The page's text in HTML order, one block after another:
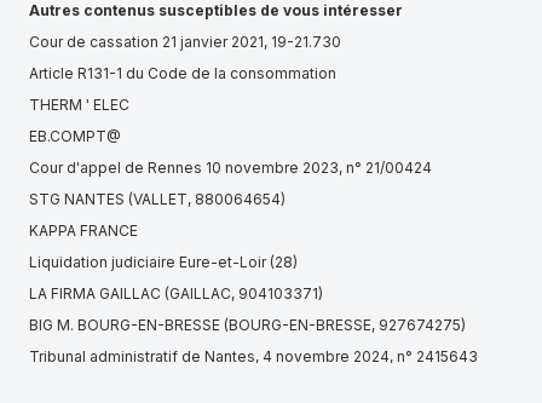
Autres contenus susceptibles de vous intéresser
Cour de cassation 21 janvier 2021, 19-21.730
Article R131-1 du Code de la consommation
THERM ' ELEC
EB.COMPT@
Cour d'appel de Rennes 10 novembre 2023, n° 21/00424
STG NANTES (VALLET, 880064654)
KAPPA FRANCE
Liquidation judiciaire Eure-et-Loir (28)
LA FIRMA GAILLAC (GAILLAC, 904103371)
BIG M. BOURG-EN-BRESSE (BOURG-EN-BRESSE, 927674275)
Tribunal administratif de Nantes, 4 novembre 2024, n° 2415643